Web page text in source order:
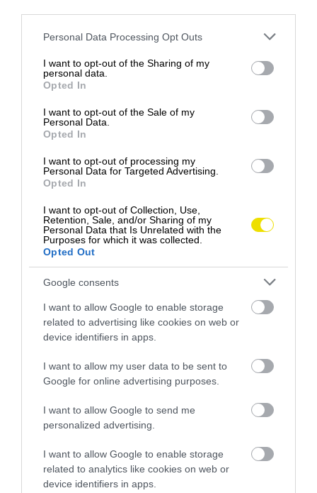
Please note that this website/app uses one or more Google
not limited to your visit or usage behaviour. You may click to
grant or deny consent to Google and its third-party tags to
use your data for below specified purposes in below Google
consent section.
Personal Data Processing Opt Outs
I want to opt-out of the Sharing of my
personal data.
Opted In
I want to opt-out of the Sale of my
Personal Data.
Opted In
I want to opt-out of processing my
Personal Data for Targeted Advertising.
Opted In
I want to opt-out of Collection, Use,
Retention, Sale, and/or Sharing of my
Personal Data that Is Unrelated with the
Purposes for which it was collected.
Opted Out
Google consents
I want to allow Google to enable storage
related to advertising like cookies on web or
device identifiers in apps.
I want to allow my user data to be sent to
Google for online advertising purposes.
I want to allow Google to send me
personalized advertising.
I want to allow Google to enable storage
related to analytics like cookies on web or
device identifiers in apps.
Megállíthatatlanul tör felfelé a BYD Európában
Egy hajtós ősz után magabiztosan erősen zárja
2025-öt az európai autópiac: októberben 5,8…